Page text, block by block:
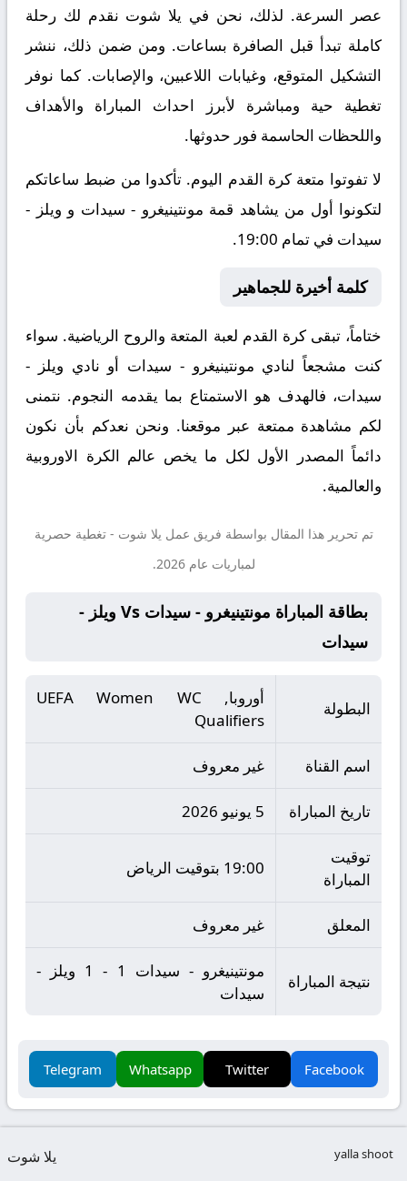
عصر السرعة. لذلك، نحن في يلا شوت نقدم لك رحلة
كاملة تبدأ قبل الصافرة بساعات. ومن ضمن ذلك، ننشر
التشكيل المتوقع، وغيابات اللاعبين، والإصابات. كما نوفر
تغطية حية ومباشرة لأبرز احداث المباراة والأهداف
واللحظات الحاسمة فور حدوثها.
لا تفوتوا متعة كرة القدم اليوم. تأكدوا من ضبط ساعاتكم
لتكونوا أول من يشاهد قمة مونتينيغرو - سيدات و ويلز -
سيدات في تمام 19:00.
كلمة أخيرة للجماهير
ختاماً، تبقى كرة القدم لعبة المتعة والروح الرياضية. سواء
كنت مشجعاً لنادي مونتينيغرو - سيدات أو نادي ويلز -
سيدات، فالهدف هو الاستمتاع بما يقدمه النجوم. نتمنى
لكم مشاهدة ممتعة عبر موقعنا. ونحن نعدكم بأن نكون
دائماً المصدر الأول لكل ما يخص عالم الكرة الاوروبية
والعالمية.
تم تحرير هذا المقال بواسطة فريق عمل يلا شوت - تغطية حصرية
لمباريات عام 2026.
بطاقة المباراة مونتينيغرو - سيدات Vs ويلز -
سيدات
البطولة
أوروبا, UEFA Women WC
Qualifiers
اسم القناة غير معروف
تاريخ المباراة 5 يونيو 2026
توقيت
المباراة
19:00 بتوقيت الرياض
المعلق غير معروف
نتيجة المباراة
مونتينيغرو - سيدات 1 - 1 ويلز -
سيدات
Facebook
Twitter
Whatsapp
Telegram
yalla shoot يلا شوت